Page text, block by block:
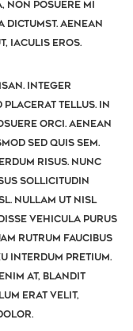
non posuere mi
dictumst. Aenean
iaculis eros.
Integer
placerat tellus. In
orci. Aenean
sed quis sem.
risus. Nunc
sollicitudin
Nullam ut nisl
vehicula purus
rutrum faucibus
interdum pretium.
at, blandit
erat velit,